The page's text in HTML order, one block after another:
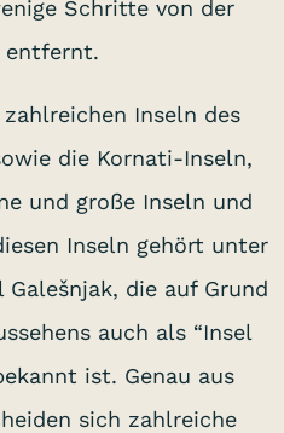
Schritte von der
entfernt.
Inseln des
die Kornati-Inseln,
und große Inseln und
Inseln gehört unter
die auf Grund
auch als “Insel
ist. Genau aus
sich zahlreiche